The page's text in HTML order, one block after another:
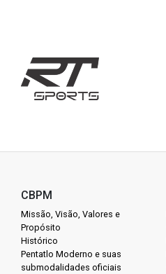
CBPM
Missão, Visão, Valores e
Propósito
Histórico
Pentatlo Moderno e suas
submodalidades oficiais